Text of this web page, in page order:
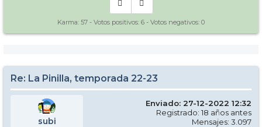
Karma: 57 - Votos positivos: 6 - Votos negativos: 0
Re: La Pinilla, temporada 22-23
subi
Enviado: 27-12-2022 12:32
Registrado: 18 años antes
Mensajes: 3.097